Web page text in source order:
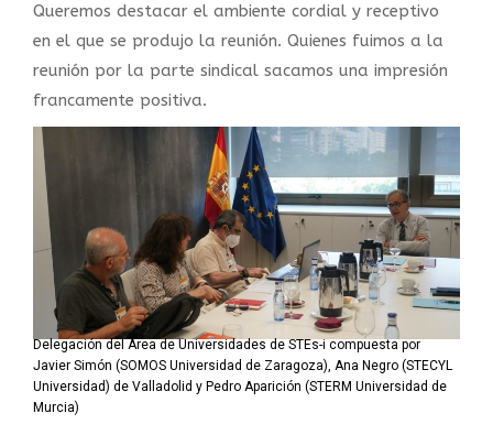
Queremos destacar el ambiente cordial y receptivo
en el que se produjo la reunión. Quienes fuimos a la
reunión por la parte sindical sacamos una impresión
francamente positiva.
Delegación del Área de Universidades de STEs-i compuesta por
Javier Simón (SOMOS Universidad de Zaragoza), Ana Negro (STECYL
Universidad) de Valladolid y Pedro Aparición (STERM Universidad de
Murcia)